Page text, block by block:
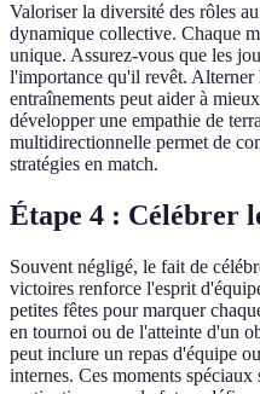
Valoriser la diversité des rôles
dynamique collective. Chaque
unique. Assurez-vous que les
l'importance qu'il revêt. Alterner
entraînements peut aider à
développer une empathie de
multidirectionnelle permet de
stratégies en match.
Étape 4 : Célébrer
Souvent négligé, le fait de
victoires renforce l'esprit
petites fêtes pour marquer
en tournoi ou de l'atteinte d'un
peut inclure un repas d'équipe
internes. Ces moments